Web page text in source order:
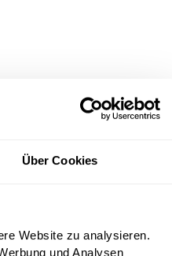
Über Cookies
Website zu analysieren.
und Analysen